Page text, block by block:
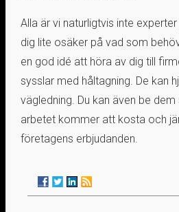
Alla är vi naturligtvis inte
dig lite osäker på vad som
en god idé att höra av dig till
sysslar med håltagning. De kan
vägledning. Du kan även be
arbetet kommer att kosta och
företagens erbjudanden.